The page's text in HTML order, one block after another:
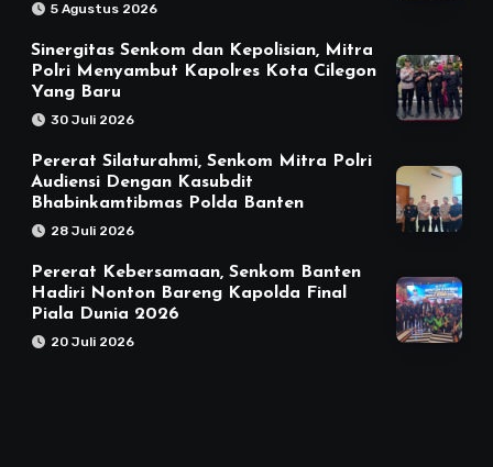
5 Agustus 2026
Sinergitas Senkom dan Kepolisian, Mitra
Polri Menyambut Kapolres Kota Cilegon
Yang Baru
30 Juli 2026
Pererat Silaturahmi, Senkom Mitra Polri
Audiensi Dengan Kasubdit
Bhabinkamtibmas Polda Banten
28 Juli 2026
Pererat Kebersamaan, Senkom Banten
Hadiri Nonton Bareng Kapolda Final
Piala Dunia 2026
20 Juli 2026